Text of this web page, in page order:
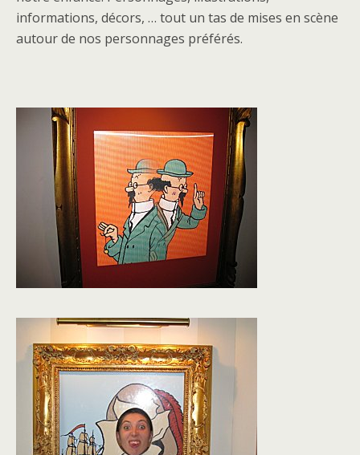
informations, décors, … tout un tas de mises en scène
autour de nos personnages préférés.